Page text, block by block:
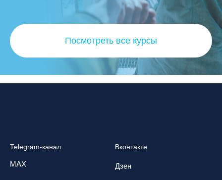
Посмотреть все курсы
Telegram-канал Вконтакте
MAX Дзен